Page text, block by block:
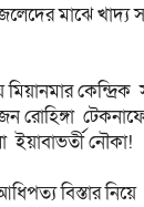
মাঝে
কেন্দ্রিক
রোহিঙ্গা
ইয়াবাভর্তী নৌকা!
বিস্তার নিয়ে